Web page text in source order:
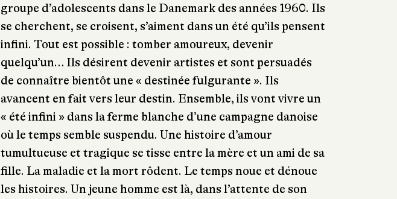
groupe d’adolescents dans le Danemark des années 1960. Ils
se cherchent, se croisent, s’aiment dans un été qu’ils pensent
infini. Tout est possible : tomber amoureux, devenir
quelqu’un… Ils désirent devenir artistes et sont persuadés
de connaître bientôt une « destinée fulgurante ». Ils
avancent en fait vers leur destin. Ensemble, ils vont vivre un
« été infini » dans la ferme blanche d’une campagne danoise
où le temps semble suspendu. Une histoire d’amour
tumultueuse et tragique se tisse entre la mère et un ami de sa
fille. La maladie et la mort rôdent. Le temps noue et dénoue
les histoires. Un jeune homme est là, dans l’attente de son